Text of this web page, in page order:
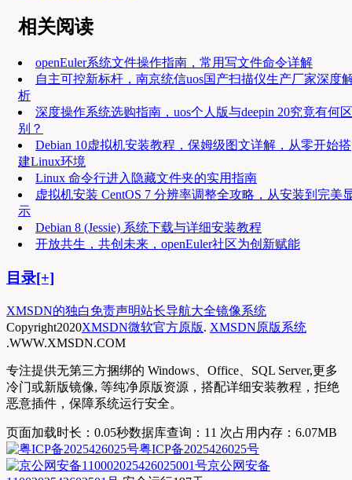
相关阅读
openEuler系统文件操作指南，常用写文件命令详解
自主可控新标杆，南京统信uos国产扫描仪生产厂家深度
析
深度操作系统选购指南，uos个人版与deepin 20究竟有何区
别？
Debian 10虚拟机安装教程，保姆级图文详解，从零开始搭
建Linux环境
Linux 命令行进入隐藏文件夹的实用指南
虚拟机安装 CentOS 7 分辨率调整全攻略，从安装到完美
示
Debian 8 (Jessie) 系统下载与详细安装教程
开放共生，共创未来，openEuler社区为创新赋能
目录[+]
XMSDN的独白免责声明站长导航大全镜像系统
Copyright2020XMSDN微软官方原版. XMSDN原版系统
.WWW.XMSDN.COM
专注提供无第三方捆绑的 Windows、Office、SQL Server,更多
冷门或新版镜像, 等纯净原版资源，搭配详细安装教程，拒绝
恶意插件，保障系统运行安全。
页面加载时长：0.05秒数据库查询：11 次占用内存：6.07MB
粤ICP备2025426025号
京公网安备